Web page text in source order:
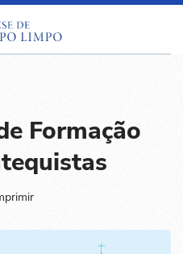
Formação